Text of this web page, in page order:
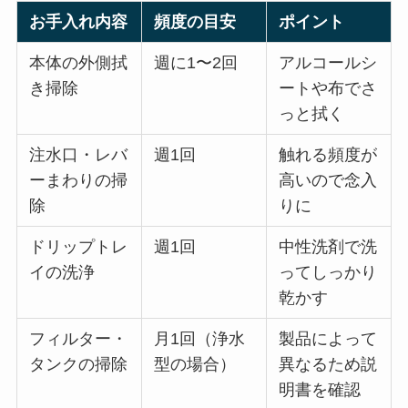
お手入れ内容 頻度の目安 ポイント
本体の外側拭
き掃除
週に1〜2回
アルコールシ
ートや布でさ
っと拭く
注水口・レバ
ーまわりの掃
除
週1回
触れる頻度が
高いので念入
りに
ドリップトレ
イの洗浄
週1回
中性洗剤で洗
ってしっかり
乾かす
フィルター・
タンクの掃除
月1回（浄水
型の場合）
製品によって
異なるため説
明書を確認